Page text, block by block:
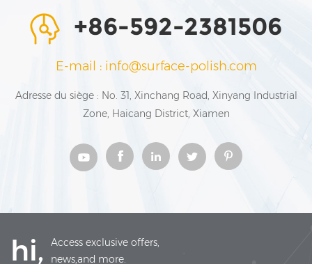
+86-592-2381506
E-mail : info@surface-polish.com
Adresse du siège : No. 31, Xinchang Road, Xinyang Industrial
Zone, Haicang District, Xiamen
hi,
Access exclusive offers,
news,and more.